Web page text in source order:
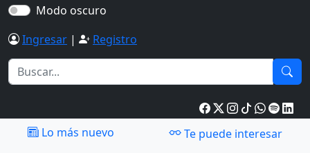
Modo oscuro
Ingresar | Registro
Lo más nuevo
Te puede interesar